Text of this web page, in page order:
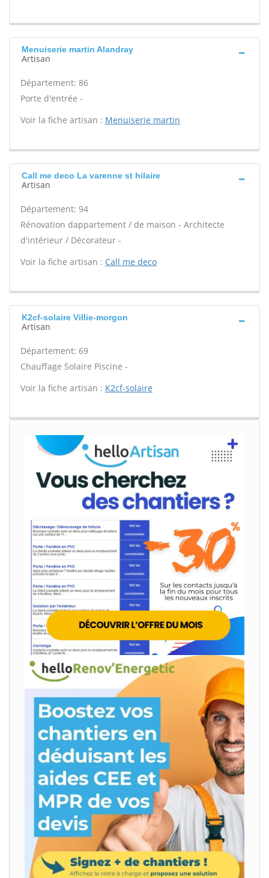
Menuiserie martin Alandray
Artisan
Département: 86
Porte d'entrée -
Voir la fiche artisan : Menuiserie martin
Call me deco La varenne st hilaire
Artisan
Département: 94
Rénovation dappartement / de maison - Architecte
d'intérieur / Décorateur -
Voir la fiche artisan : Call me deco
K2cf-solaire Villie-morgon
Artisan
Département: 69
Chauffage Solaire Piscine -
Voir la fiche artisan : K2cf-solaire